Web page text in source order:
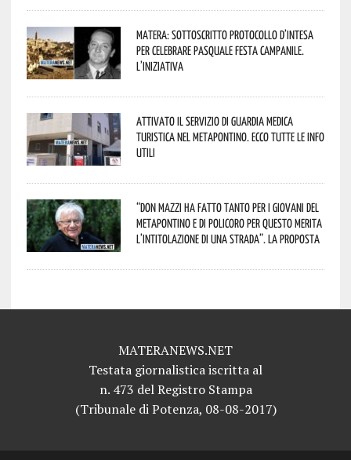
Matera: sottoscritto protocollo d’intesa
per celebrare Pasquale Festa Campanile.
L’iniziativa
Attivato il servizio di Guardia Medica
Turistica nel Metapontino. Ecco tutte le info
utili
“Don Mazzi ha fatto tanto per i giovani del
Metapontino e di Policoro per questo merita
l’intitolazione di una strada”. La proposta
MATERANEWS.NET
Testata giornalistica iscritta al
n. 473 del Registro Stampa
(Tribunale di Potenza, 08-08-2017)